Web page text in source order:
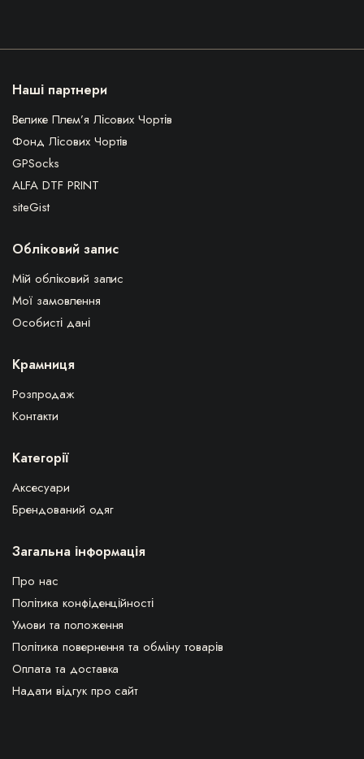
Наші партнери
Велике Плем’я Лісових Чортів
Фонд Лісових Чортів
GPSocks
ALFA DTF PRINT
siteGist
Обліковий запис
Мій обліковий запис
Мої замовлення
Особисті дані
Крамниця
Розпродаж
Контакти
Категорії
Аксесуари
Брендований одяг
Загальна інформація
Про нас
Політика конфіденційності
Умови та положення
Політика повернення та обміну товарів
Оплата та доставка
Надати відгук про сайт